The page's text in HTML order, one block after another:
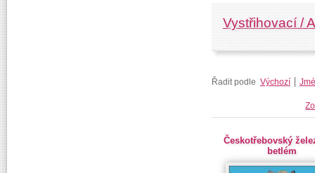
Vystřihovací /
Řadit podle Výchozí
Českotřebovský
betlém